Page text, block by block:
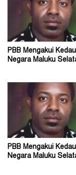
PBB Mengakui
Negara Maluku
PBB Mengakui
Negara Maluku